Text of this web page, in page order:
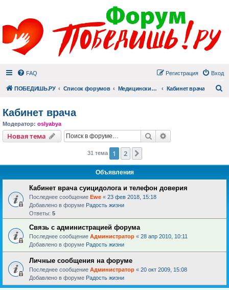
FAQ Вход
Регистрация
ПОБЕДИШЬ.РУ Список форумов Медицинский раздел Кабинет врача
Кабинет врача
Модератор: oslyabya
Новая тема Поиск
31 тема 1 2
Объявления
Кабинет врача суицидолога и телефон доверия
Последнее сообщение Ewe « 23 фев 2018, 15:18
Добавлено в форуме Радость жизни
Ответы: 5
Связь с администрацией форума
Последнее сообщение Администратор « 28 апр 2010, 10:11
Добавлено в форуме Радость жизни
Личные сообщения на форуме
Последнее сообщение Администратор « 20 окт 2009, 15:08
Добавлено в форуме Радость жизни